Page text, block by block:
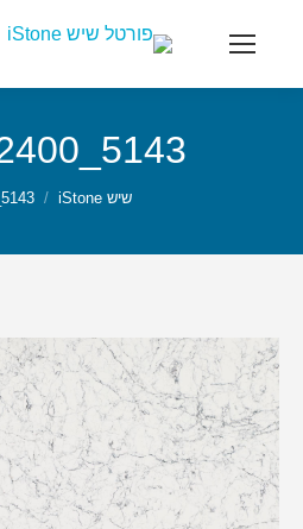
5143_2400_1080
שיש iStone 5143_2400_1080